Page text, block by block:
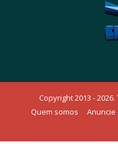
Copyright 2013 -
Quem somos
Anuncie